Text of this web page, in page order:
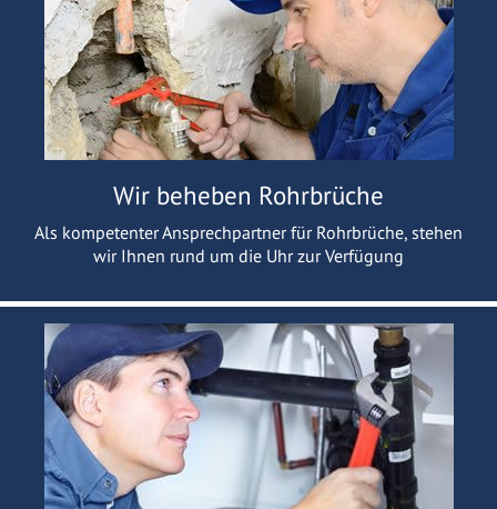
Wir beheben Rohrbrüche
Als kompetenter Ansprechpartner für Rohrbrüche, stehen
wir Ihnen rund um die Uhr zur Verfügung